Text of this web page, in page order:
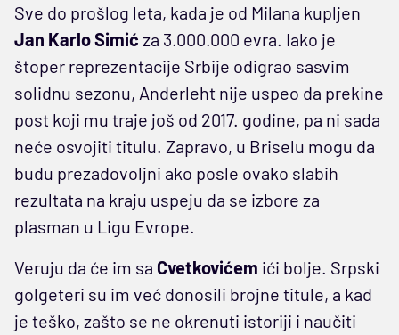
Sve do prošlog leta, kada je od Milana kupljen
Jan Karlo Simić za 3.000.000 evra. Iako je
štoper reprezentacije Srbije odigrao sasvim
solidnu sezonu, Anderleht nije uspeo da prekine
post koji mu traje još od 2017. godine, pa ni sada
neće osvojiti titulu. Zapravo, u Briselu mogu da
budu prezadovoljni ako posle ovako slabih
rezultata na kraju uspeju da se izbore za
plasman u Ligu Evrope.
Veruju da će im sa Cvetkovićem ići bolje. Srpski
golgeteri su im već donosili brojne titule, a kad
je teško, zašto se ne okrenuti istoriji i naučiti